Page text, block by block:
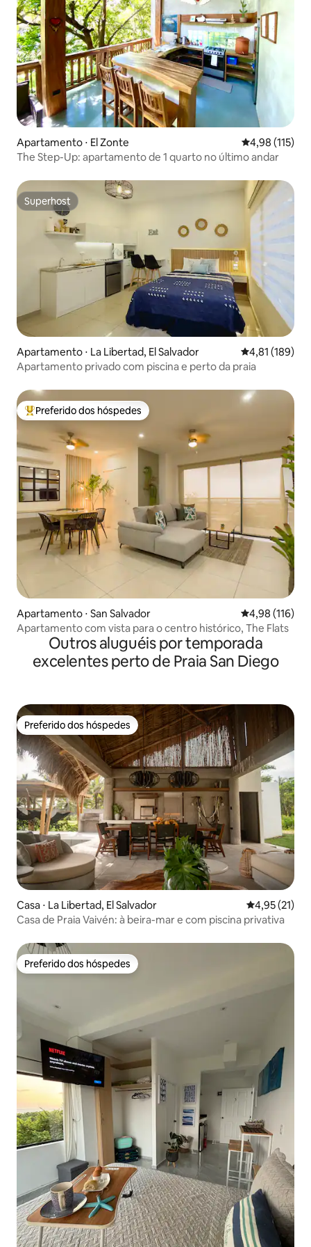
Apartamento ⋅ El Zonte 4,98 de uma
4,98 (115)
The Step-Up: apartamento de 1 quarto no último andar
Superhost
Superhost
Apartamento ⋅ La Libertad, El Salvador 4,81 de uma
4,81 (189)
Apartamento privado com piscina e perto da praia
Entre os melhores preferidos dos hóspedes
Preferido dos hóspedes
Apartamento ⋅ San Salvador 4,98 de uma
4,98 (116)
Apartamento com vista para o centro histórico, The Flats
Outros aluguéis por temporada
excelentes perto de Praia San Diego
Preferido dos hóspedes
Preferido dos hóspedes
Casa ⋅ La Libertad, El Salvador 4,95 de uma
4,95 (21)
Casa de Praia Vaivén: à beira-mar e com piscina privativa
Preferido dos hóspedes
Preferido dos hóspedes